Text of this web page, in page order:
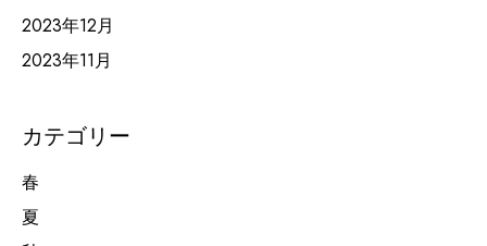
2023年12月
2023年11月
カテゴリー
春
夏